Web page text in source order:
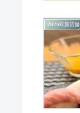
2026年新店舗